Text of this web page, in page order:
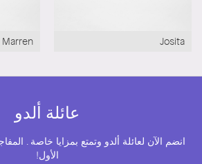
Marren Josita
عائلة ألدو
انضم الآن لعائلة ألدو وتمتع بمزايا خاصة .
الأول!